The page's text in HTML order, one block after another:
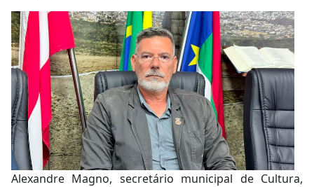
Alexandre Magno, secretário municipal de Cultura,